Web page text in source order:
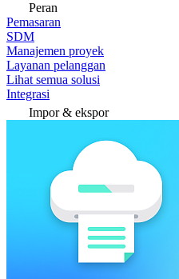
Peran
Pemasaran
SDM
Manajemen proyek
Layanan pelanggan
Lihat semua solusi
Integrasi
Impor & ekspor